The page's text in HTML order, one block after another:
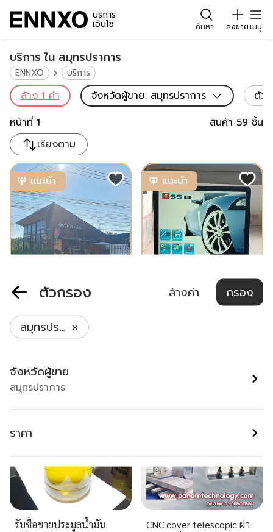
บริการ
เอ็นโซ่ ค้นหา ลงขายเมนู
บริการ ใน สมุทรปราการ
ENNXO บริการ
แนะนำ
กิจการร้านกาแฟ
inthaninพร้อมที่ดิน
฿ 5,500,000
แนะนำ
เครื่องตั้งศูนย์Wheel
รับซื้อขายประมูลน้ำมัน
CNC cover telescopic ฝา
หน้าที่ 1 สินค้า 59 ชิ้น
เรียงตาม
ล้าง1ค่า จังหวัดผู้ขาย: สมุทรปราการ ตัว
ตัวกรอง ล้างค่า กรอง
สมุทรปราการ
จังหวัดผู้ขาย
สมุทรปราการ
ราคา